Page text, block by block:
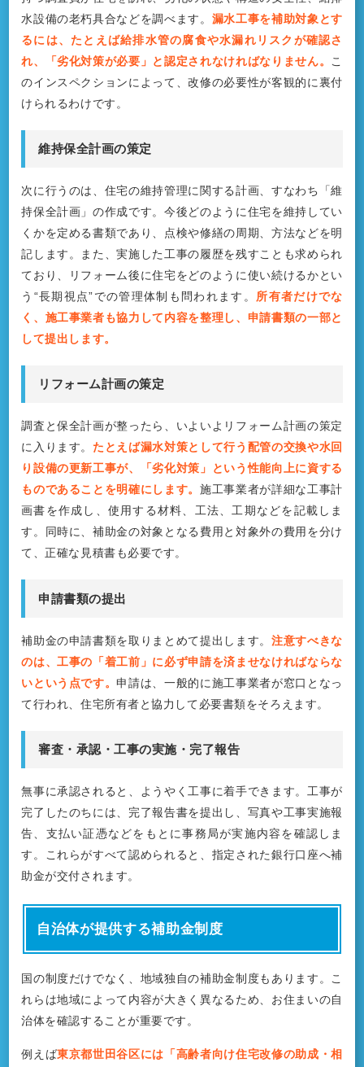
水設備の老朽具合などを調べます。 漏水工事を補助対象とす
るには、たとえば給排水管の腐食や水漏れリスクが確認さ
れ、「劣化対策が必要」と認定されなければなりません。
こ
のインスペクションによって、改修の必要性が客観的に裏付
けられるわけです。
維持保全計画の策定
次に行うのは、住宅の維持管理に関する計画、すなわち「維
持保全計画」の作成です。今後どのように住宅を維持してい
くかを定める書類であり、点検や修繕の周期、方法などを明
記します。また、実施した工事の履歴を残すことも求められ
ており、リフォーム後に住宅をどのように使い続けるかとい
う“長期視点”での管理体制も問われます。 所有者だけでな
く、施工事業者も協力して内容を整理し、申請書類の一部と
して提出します。
リフォーム計画の策定
調査と保全計画が整ったら、いよいよリフォーム計画の策定
に入ります。たとえば漏水対策として行う配管の交換や水回
り設備の更新工事が、「劣化対策」という性能向上に資する
ものであることを明確にします。施工事業者が詳細な工事計
画書を作成し、使用する材料、工法、工期などを記載しま
す。同時に、補助金の対象となる費用と対象外の費用を分け
て、正確な見積書も必要です。
申請書類の提出
補助金の申請書類を取りまとめて提出します。 注意すべきな
のは、工事の「着工前」に必ず申請を済ませなければならな
いという点です。申請は、一般的に施工事業者が窓口となっ
て行われ、住宅所有者と協力して必要書類をそろえます。
審査・承認・工事の実施・完了報告
無事に承認されると、ようやく工事に着手できます。工事が
完了したのちには、完了報告書を提出し、写真や工事実施報
告、支払い証憑などをもとに事務局が実施内容を確認しま
す。これらがすべて認められると、指定された銀行口座へ補
助金が交付されます。
自治体が提供する補助金制度
国の制度だけでなく、地域独自の補助金制度もあります。こ
れらは地域によって内容が大きく異なるため、お住まいの自
治体を確認することが重要です。
例えば東京都世田谷区には「高齢者向け住宅改修の助成・相